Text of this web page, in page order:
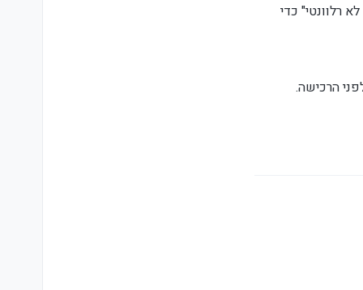
רלוונטי" כדי
הרכישה.